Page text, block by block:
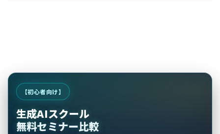
【初心者向け】
生成AIスクール
無料セミナー比較